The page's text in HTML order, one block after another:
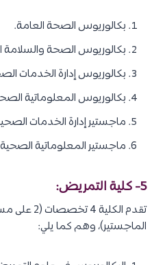
بكالوريوس الصحة العامة.
بكالوريوس الصحة والسلامة
بكالوريوس إدارة الخدمات
بكالوريوس المعلوماتية
ماجستير إدارة الخدمات
ماجستير المعلوماتية
5- كلية التمريض:
الماجستير)، وهم كما يلي: